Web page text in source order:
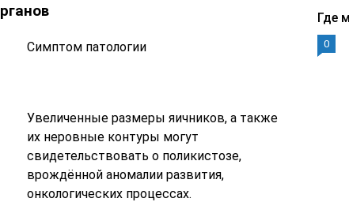
Симптом патологии
Увеличенные размеры яичников, а также
их неровные контуры могут
свидетельствовать о поликистозе,
врождённой аномалии развития,
онкологических процессах.
Где
0